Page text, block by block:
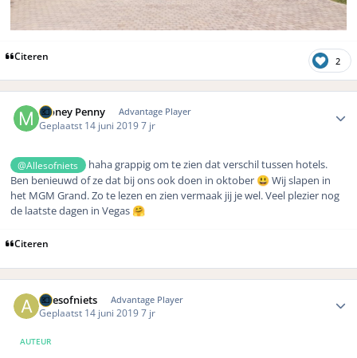
Citeren 2
Money Penny Advantage Player
Geplaatst 14 juni 20197 jr
@Allesofniets
haha grappig om te zien dat verschil tussen hotels.
Ben benieuwd of ze dat bij ons ook doen in oktober 😃 Wij slapen in
het MGM Grand. Zo te lezen en zien vermaak jij je wel. Veel plezier nog
de laatste dagen in Vegas 🤗
Citeren
Allesofniets Advantage Player
Geplaatst 14 juni 20197 jr
AUTEUR